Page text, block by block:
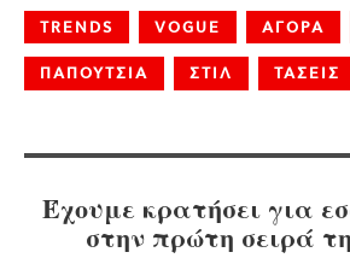
TRENDS VOGUE ΑΓΟΡΑ
ΠΑΠΟΥΤΣΙΑ ΣΤΙΛ ΤΑΣΕΙΣ
Έχουμε κρατήσει για
στην πρώτη σειρά